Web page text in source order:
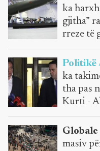
ka
gjitha”
rreze të
Iranin
ka
tha pas
Kurti -
masiv